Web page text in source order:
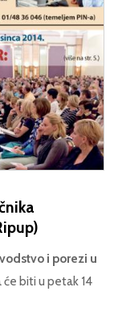
i porezi u
biti u petak 14